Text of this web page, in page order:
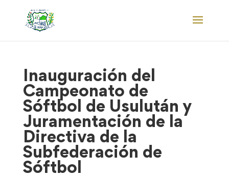
Inauguración del
Campeonato de
Sóftbol de Usulután y
Juramentación de la
Directiva de la
Subfederación de
Sóftbol